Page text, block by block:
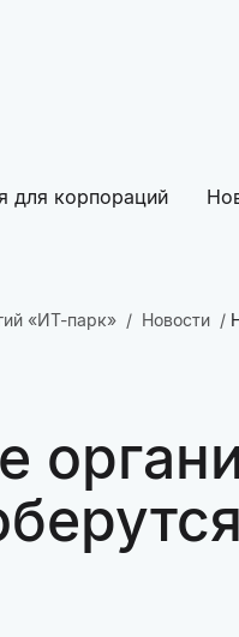
для корпораций
«ИТ-парк» Новости